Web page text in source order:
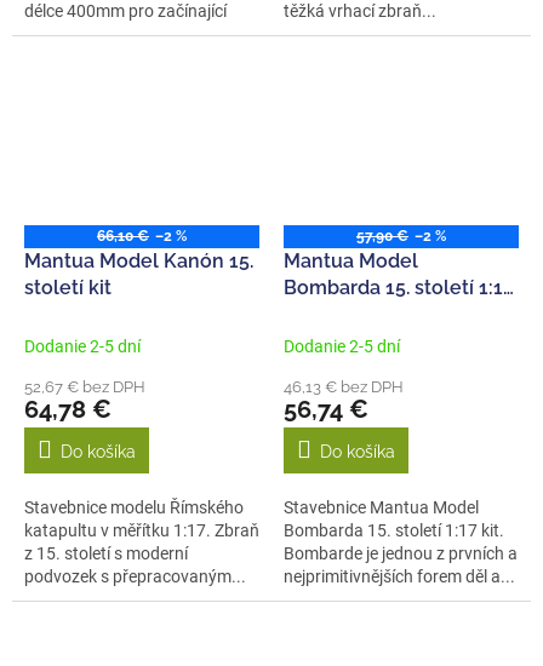
délce 400mm pro začínající
modeláře....
těžká vrhací zbraň...
66,10 € –2 %
Mantua Model Kanón 15.
století kit
Dodanie 2-5 dní
52,67 € bez DPH
64,78 €
Do košíka
Stavebnice modelu Římského
katapultu v měřítku 1:17. Zbraň
z 15. století s moderní
podvozek s přepracovaným...
57,90 € –2 %
Mantua Model
Bombarda 15. století 1:17
Dodanie 2-5 dní
46,13 € bez DPH
56,74 €
Do košíka
Stavebnice Mantua Model
Bombarda 15. století 1:17 kit.
Bombarde je jednou z prvních a
nejprimitivnějších forem děl a...